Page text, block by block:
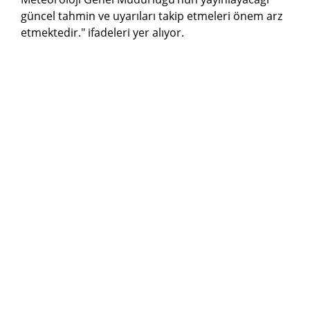
güncel tahmin ve uyarıları takip etmeleri önem arz
etmektedir." ifadeleri yer alıyor.